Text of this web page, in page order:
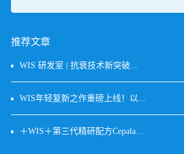
推荐文章
WIS 研发室 | 抗衰技术新突破...
WIS年轻复新之作重磅上线！以...
＋WIS＋第三代精研配方Cepala...